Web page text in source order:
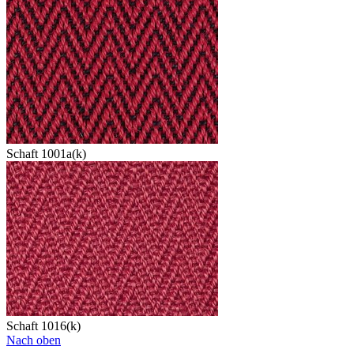
Schaft 1001a(k)
Schaft 1016(k)
Nach oben